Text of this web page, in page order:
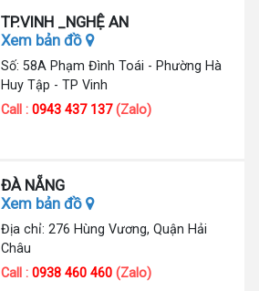
TP.VINH _NGHỆ AN
Xem bản đồ
Số: 58A Phạm Đình Toái - Phường Hà
Huy Tập - TP Vinh
Call :0943 437 137(Zalo)
ĐÀ NẴNG
Xem bản đồ
Địa chỉ: 276 Hùng Vương, Quận Hải
Châu
Call :0938 460 460 (Zalo)